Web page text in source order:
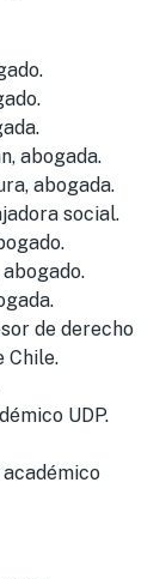
abogada.
abogada.
social.
de derecho
Chile.
UDP.
académico